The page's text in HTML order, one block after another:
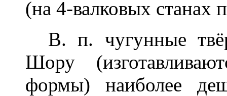
(на 4-валковых станах
В. п. чугунные
Шору
формы) наиболее